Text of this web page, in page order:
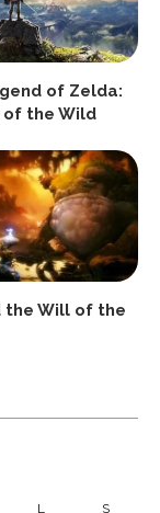
of Zelda:
of the Wild
the Will of the
L S